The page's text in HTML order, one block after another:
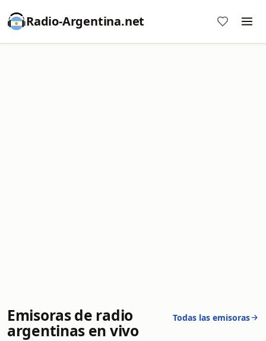
Radio-Argentina.net
Emisoras de radio
argentinas en vivo
Todas las emisoras